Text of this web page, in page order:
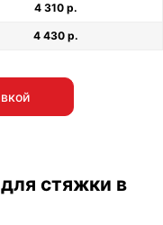
4 310 р.
4 430 р.
стяжки в